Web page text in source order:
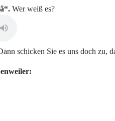
Wer weiß es?
schicken Sie es uns doch